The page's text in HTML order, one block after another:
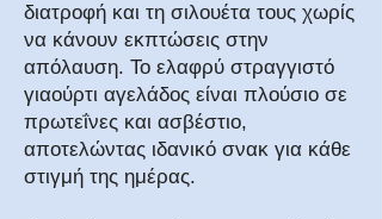
διατροφή και τη σιλουέτα τους χωρίς
να κάνουν εκπτώσεις στην
απόλαυση. Το ελαφρύ στραγγιστό
γιαούρτι αγελάδος είναι πλούσιο σε
πρωτεΐνες και ασβέστιο,
αποτελώντας ιδανικό σνακ για κάθε
στιγμή της ημέρας.